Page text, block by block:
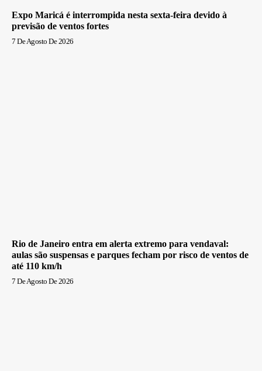
Expo Maricá é interrompida nesta sexta-feira devido à
previsão de ventos fortes
7 De Agosto De 2026
Rio de Janeiro entra em alerta extremo para vendaval:
aulas são suspensas e parques fecham por risco de ventos de
até 110 km/h
7 De Agosto De 2026